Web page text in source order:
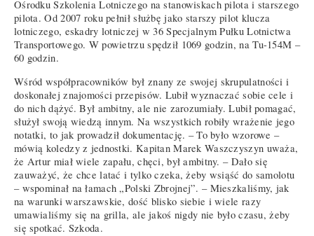
Ośrodku Szkolenia Lotniczego na stanowiskach pilota i starszego
pilota. Od 2007 roku pełnił służbę jako starszy pilot klucza
lotniczego, eskadry lotniczej w 36 Specjalnym Pułku Lotnictwa
Transportowego. W powietrzu spędził 1069 godzin, na Tu-154M –
60 godzin.
Wśród współpracowników był znany ze swojej skrupulatności i
doskonałej znajomości przepisów. Lubił wyznaczać sobie cele i
do nich dążyć. Był ambitny, ale nie zarozumiały. Lubił pomagać,
służył swoją wiedzą innym. Na wszystkich robiły wrażenie jego
notatki, to jak prowadził dokumentację. – To było wzorowe –
mówią koledzy z jednostki. Kapitan Marek Waszczyszyn uważa,
że Artur miał wiele zapału, chęci, był ambitny. – Dało się
zauważyć, że chce latać i tylko czeka, żeby wsiąść do samolotu
– wspominał na łamach „Polski Zbrojnej”. – Mieszkaliśmy, jak
na warunki warszawskie, dość blisko siebie i wiele razy
umawialiśmy się na grilla, ale jakoś nigdy nie było czasu, żeby
się spotkać. Szkoda.